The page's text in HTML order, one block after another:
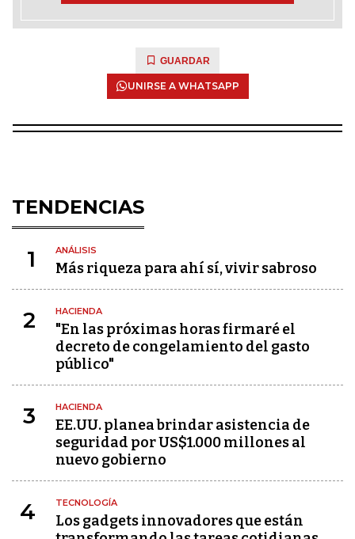
GUARDAR
UNIRSE A WHATSAPP
TENDENCIAS
1 ANÁLISIS
Más riqueza para ahí sí, vivir sabroso
2 HACIENDA
"En las próximas horas firmaré el
decreto de congelamiento del gasto
público"
3 HACIENDA
EE.UU. planea brindar asistencia de
seguridad por US$1.000 millones al
nuevo gobierno
4 TECNOLOGÍA
Los gadgets innovadores que están